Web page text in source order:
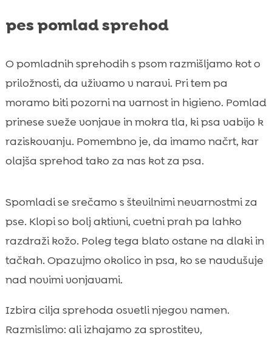
pes pomlad sprehod
O pomladnih sprehodih s psom razmišljamo kot o
priložnosti, da uživamo v naravi. Pri tem pa
moramo biti pozorni na varnost in higieno. Pomlad
prinese sveže vonjave in mokra tla, ki psa vabijo k
raziskovanju. Pomembno je, da imamo načrt, kar
olajša sprehod tako za nas kot za psa.
Spomladi se srečamo s številnimi nevarnostmi za
pse. Klopi so bolj aktivni, cvetni prah pa lahko
razdraži kožo. Poleg tega blato ostane na dlaki in
tačkah. Opazujmo okolico in psa, ko se navdušuje
nad novimi vonjavami.
Izbira cilja sprehoda osvetli njegov namen.
Razmislimo: ali izhajamo za sprostitev,